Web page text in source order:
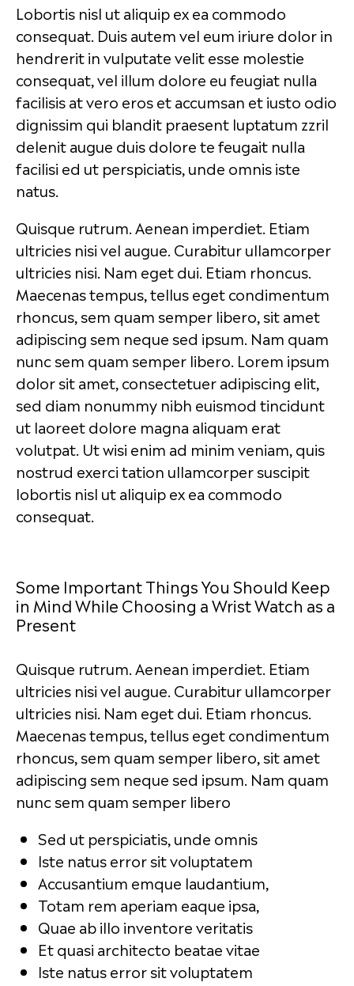
Lobortis nisl ut aliquip ex ea commodo
consequat. Duis autem vel eum iriure dolor in
hendrerit in vulputate velit esse molestie
consequat, vel illum dolore eu feugiat nulla
facilisis at vero eros et accumsan et iusto odio
dignissim qui blandit praesent luptatum zzril
delenit augue duis dolore te feugait nulla
facilisi ed ut perspiciatis, unde omnis iste
natus.
Quisque rutrum. Aenean imperdiet. Etiam
ultricies nisi vel augue. Curabitur ullamcorper
ultricies nisi. Nam eget dui. Etiam rhoncus.
Maecenas tempus, tellus eget condimentum
rhoncus, sem quam semper libero, sit amet
adipiscing sem neque sed ipsum. Nam quam
nunc sem quam semper libero. Lorem ipsum
dolor sit amet, consectetuer adipiscing elit,
sed diam nonummy nibh euismod tincidunt
ut laoreet dolore magna aliquam erat
volutpat. Ut wisi enim ad minim veniam, quis
nostrud exerci tation ullamcorper suscipit
lobortis nisl ut aliquip ex ea commodo
consequat.
Some Important Things You Should Keep
in Mind While Choosing a Wrist Watch as a
Present
Quisque rutrum. Aenean imperdiet. Etiam
ultricies nisi vel augue. Curabitur ullamcorper
ultricies nisi. Nam eget dui. Etiam rhoncus.
Maecenas tempus, tellus eget condimentum
rhoncus, sem quam semper libero, sit amet
adipiscing sem neque sed ipsum. Nam quam
nunc sem quam semper libero
Sed ut perspiciatis, unde omnis
Iste natus error sit voluptatem
Accusantium emque laudantium,
Totam rem aperiam eaque ipsa,
Quae ab illo inventore veritatis
Et quasi architecto beatae vitae
Iste natus error sit voluptatem